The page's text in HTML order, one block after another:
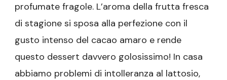
profumate fragole. L’aroma della frutta fresca
di stagione si sposa alla perfezione con il
gusto intenso del cacao amaro e rende
questo dessert davvero golosissimo! In casa
abbiamo problemi di intolleranza al lattosio,